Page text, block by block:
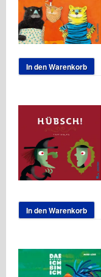
In den Warenkorb
In den Warenkorb